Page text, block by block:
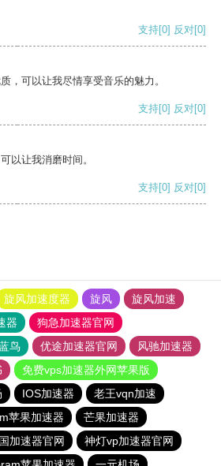
支持[0] 反对[0]
，可以让我尽情享受音乐的魅力。
支持[0] 反对[0]
以让我消磨时间。
支持[0] 反对[0]
旋风加速度器 旋风
旋风加速
器
狗急加速器官网
鸟 优途加速器官网
风驰加速器
免费vps加速器外网苹果版
IOS加速器
老王vqn加速
苹果加速器
芒果加速器
加速器官网
神灯vp加速器官网